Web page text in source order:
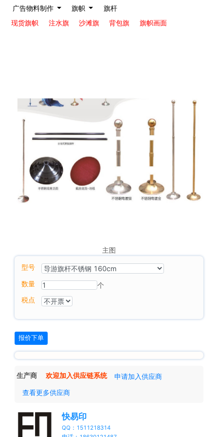
广告物料制作 旗帜
旗杆
现货旗帜
注水旗 沙滩旗 背包旗 旗帜画面
主图
型号
数量
个
税点
报价下单
生产商 欢迎加入供应链系统
申请加入供应商
查看更多供应商
快易印
QQ：1511218314